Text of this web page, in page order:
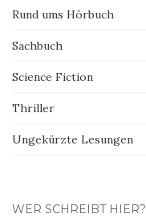
Rund ums Hörbuch
Sachbuch
Science Fiction
Thriller
Ungekürzte Lesungen
WER SCHREIBT HIER?